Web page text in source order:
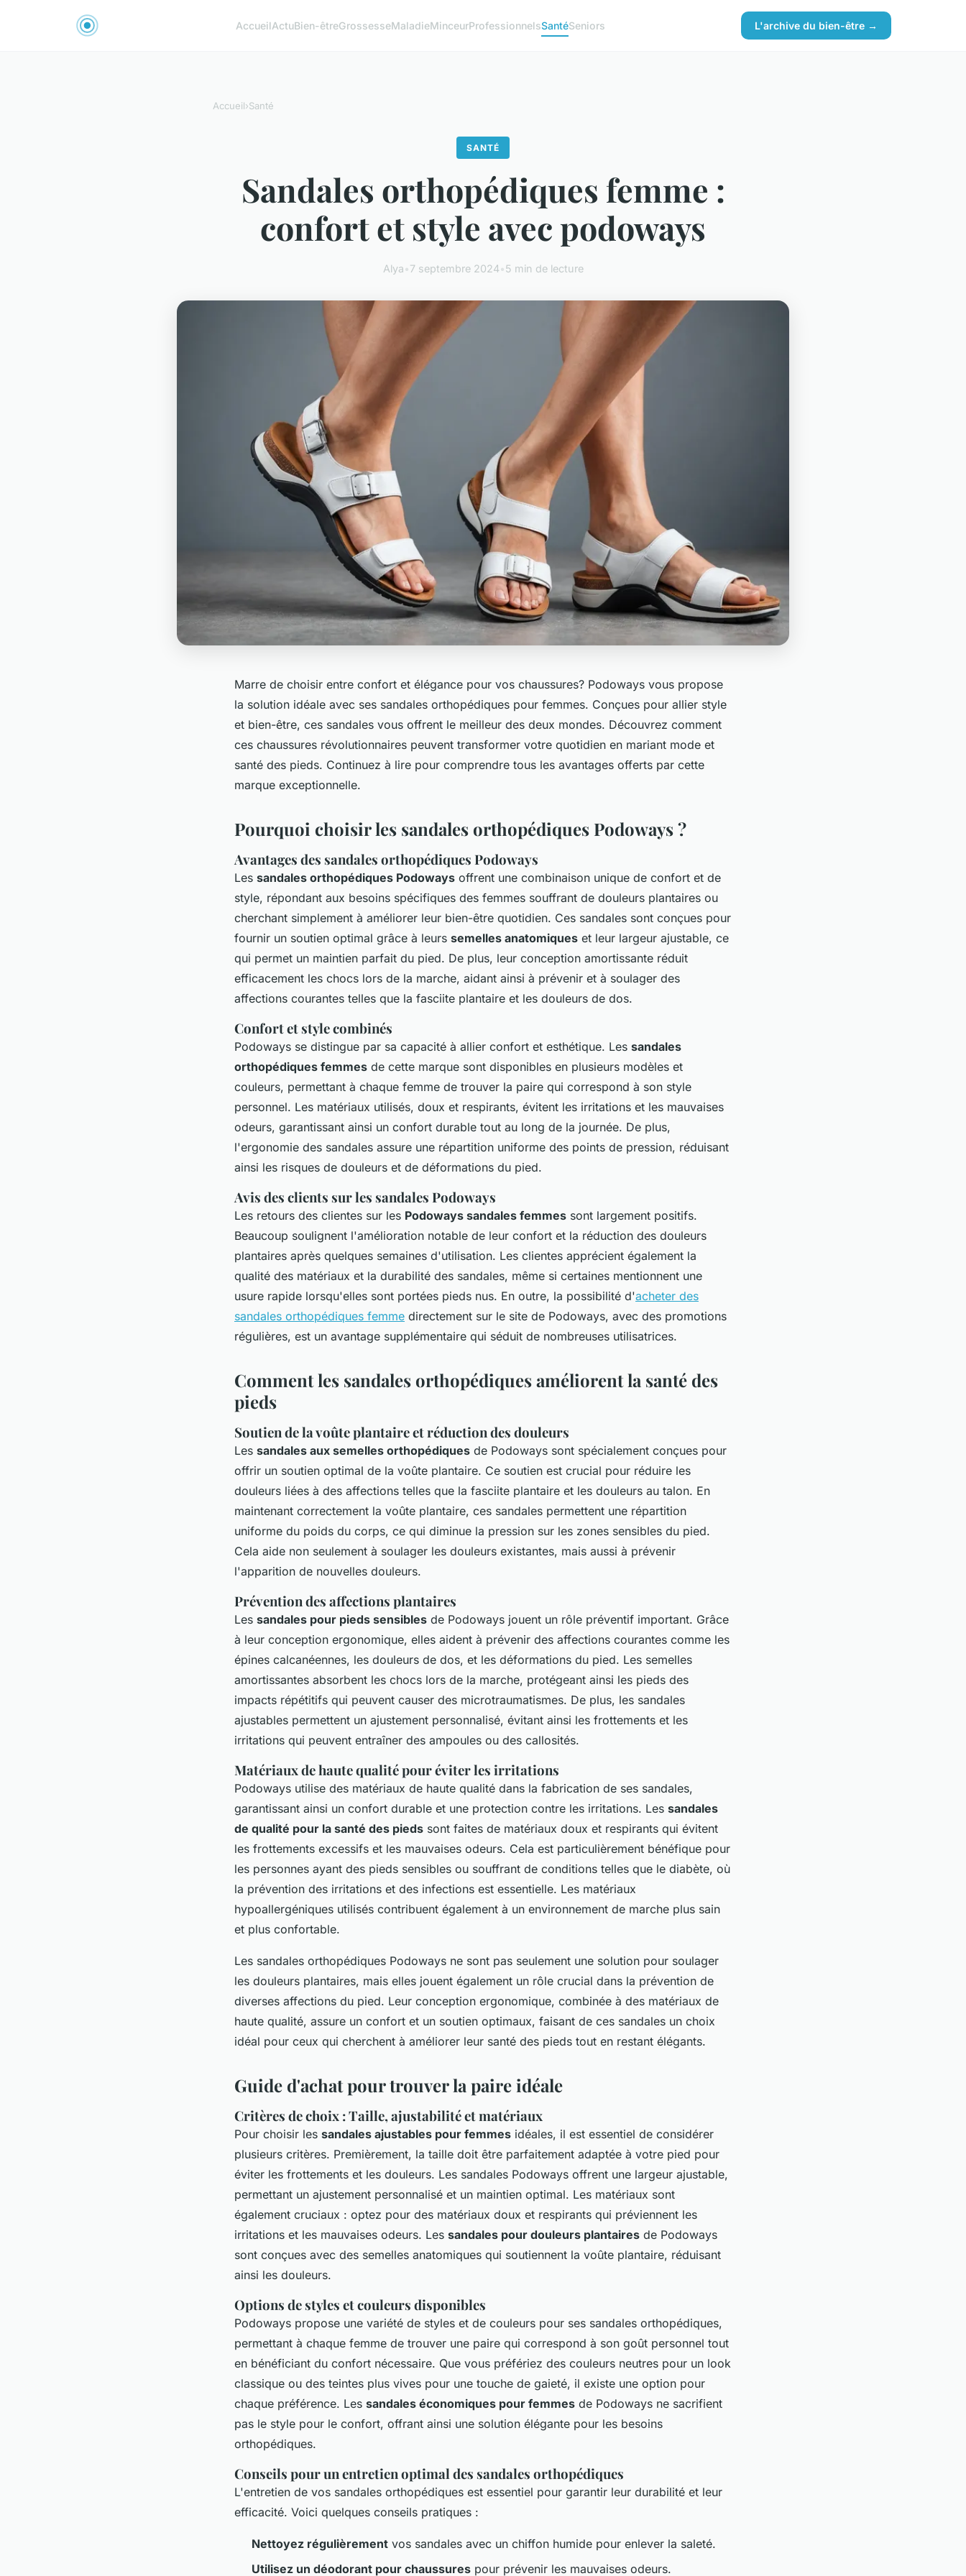
AccueilActuBien-êtreGrossesseMaladieMinceurProfessionnelsSantéSeniors L'archive du bien-être →
Accueil›Santé
SANTÉ
Sandales orthopédiques femme :
confort et style avec podoways
Alya•7 septembre 2024•5 min de lecture
Marre de choisir entre confort et élégance pour vos chaussures? Podoways vous propose
la solution idéale avec ses sandales orthopédiques pour femmes. Conçues pour allier style
et bien-être, ces sandales vous offrent le meilleur des deux mondes. Découvrez comment
ces chaussures révolutionnaires peuvent transformer votre quotidien en mariant mode et
santé des pieds. Continuez à lire pour comprendre tous les avantages offerts par cette
marque exceptionnelle.
Pourquoi choisir les sandales orthopédiques Podoways ?
Avantages des sandales orthopédiques Podoways
Les sandales orthopédiques Podoways offrent une combinaison unique de confort et de
style, répondant aux besoins spécifiques des femmes souffrant de douleurs plantaires ou
cherchant simplement à améliorer leur bien-être quotidien. Ces sandales sont conçues pour
fournir un soutien optimal grâce à leurs semelles anatomiques et leur largeur ajustable, ce
qui permet un maintien parfait du pied. De plus, leur conception amortissante réduit
efficacement les chocs lors de la marche, aidant ainsi à prévenir et à soulager des
affections courantes telles que la fasciite plantaire et les douleurs de dos.
Confort et style combinés
Podoways se distingue par sa capacité à allier confort et esthétique. Les sandales
orthopédiques femmes de cette marque sont disponibles en plusieurs modèles et
couleurs, permettant à chaque femme de trouver la paire qui correspond à son style
personnel. Les matériaux utilisés, doux et respirants, évitent les irritations et les mauvaises
odeurs, garantissant ainsi un confort durable tout au long de la journée. De plus,
l'ergonomie des sandales assure une répartition uniforme des points de pression, réduisant
ainsi les risques de douleurs et de déformations du pied.
Avis des clients sur les sandales Podoways
Les retours des clientes sur les Podoways sandales femmes sont largement positifs.
Beaucoup soulignent l'amélioration notable de leur confort et la réduction des douleurs
plantaires après quelques semaines d'utilisation. Les clientes apprécient également la
qualité des matériaux et la durabilité des sandales, même si certaines mentionnent une
usure rapide lorsqu'elles sont portées pieds nus. En outre, la possibilité d'acheter des
sandales orthopédiques femme directement sur le site de Podoways, avec des promotions
régulières, est un avantage supplémentaire qui séduit de nombreuses utilisatrices.
Comment les sandales orthopédiques améliorent la santé des
pieds
Soutien de la voûte plantaire et réduction des douleurs
Les sandales aux semelles orthopédiques de Podoways sont spécialement conçues pour
offrir un soutien optimal de la voûte plantaire. Ce soutien est crucial pour réduire les
douleurs liées à des affections telles que la fasciite plantaire et les douleurs au talon. En
maintenant correctement la voûte plantaire, ces sandales permettent une répartition
uniforme du poids du corps, ce qui diminue la pression sur les zones sensibles du pied.
Cela aide non seulement à soulager les douleurs existantes, mais aussi à prévenir
l'apparition de nouvelles douleurs.
Prévention des affections plantaires
Les sandales pour pieds sensibles de Podoways jouent un rôle préventif important. Grâce
à leur conception ergonomique, elles aident à prévenir des affections courantes comme les
épines calcanéennes, les douleurs de dos, et les déformations du pied. Les semelles
amortissantes absorbent les chocs lors de la marche, protégeant ainsi les pieds des
impacts répétitifs qui peuvent causer des microtraumatismes. De plus, les sandales
ajustables permettent un ajustement personnalisé, évitant ainsi les frottements et les
irritations qui peuvent entraîner des ampoules ou des callosités.
Matériaux de haute qualité pour éviter les irritations
Podoways utilise des matériaux de haute qualité dans la fabrication de ses sandales,
garantissant ainsi un confort durable et une protection contre les irritations. Les sandales
de qualité pour la santé des pieds sont faites de matériaux doux et respirants qui évitent
les frottements excessifs et les mauvaises odeurs. Cela est particulièrement bénéfique pour
les personnes ayant des pieds sensibles ou souffrant de conditions telles que le diabète, où
la prévention des irritations et des infections est essentielle. Les matériaux
hypoallergéniques utilisés contribuent également à un environnement de marche plus sain
et plus confortable.
Les sandales orthopédiques Podoways ne sont pas seulement une solution pour soulager
les douleurs plantaires, mais elles jouent également un rôle crucial dans la prévention de
diverses affections du pied. Leur conception ergonomique, combinée à des matériaux de
haute qualité, assure un confort et un soutien optimaux, faisant de ces sandales un choix
idéal pour ceux qui cherchent à améliorer leur santé des pieds tout en restant élégants.
Guide d'achat pour trouver la paire idéale
Critères de choix : Taille, ajustabilité et matériaux
Pour choisir les sandales ajustables pour femmes idéales, il est essentiel de considérer
plusieurs critères. Premièrement, la taille doit être parfaitement adaptée à votre pied pour
éviter les frottements et les douleurs. Les sandales Podoways offrent une largeur ajustable,
permettant un ajustement personnalisé et un maintien optimal. Les matériaux sont
également cruciaux : optez pour des matériaux doux et respirants qui préviennent les
irritations et les mauvaises odeurs. Les sandales pour douleurs plantaires de Podoways
sont conçues avec des semelles anatomiques qui soutiennent la voûte plantaire, réduisant
ainsi les douleurs.
Options de styles et couleurs disponibles
Podoways propose une variété de styles et de couleurs pour ses sandales orthopédiques,
permettant à chaque femme de trouver une paire qui correspond à son goût personnel tout
en bénéficiant du confort nécessaire. Que vous préfériez des couleurs neutres pour un look
classique ou des teintes plus vives pour une touche de gaieté, il existe une option pour
chaque préférence. Les sandales économiques pour femmes de Podoways ne sacrifient
pas le style pour le confort, offrant ainsi une solution élégante pour les besoins
orthopédiques.
Conseils pour un entretien optimal des sandales orthopédiques
L'entretien de vos sandales orthopédiques est essentiel pour garantir leur durabilité et leur
efficacité. Voici quelques conseils pratiques :
Nettoyez régulièrement vos sandales avec un chiffon humide pour enlever la saleté.
Utilisez un déodorant pour chaussures pour prévenir les mauvaises odeurs.